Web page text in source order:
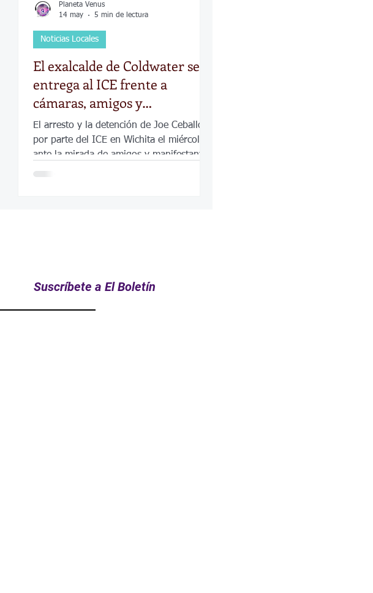
El exalcalde de Coldwater se
entrega al ICE frente a
cámaras, amigos y
manifestantes.
El arresto y la detención de Joe Ceballos
por parte del ICE en Wichita el miércoles,
ante la mirada de amigos y manifestantes,
Noticias Locales
Planeta Venus
14 may
5 min de lectura
Suscríbete a El Boletín